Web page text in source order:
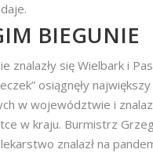
BIEGUNIE
znalazły się Wielbark i
osiągnęły
w województwie i
w kraju. Burmistrz
znalazł na